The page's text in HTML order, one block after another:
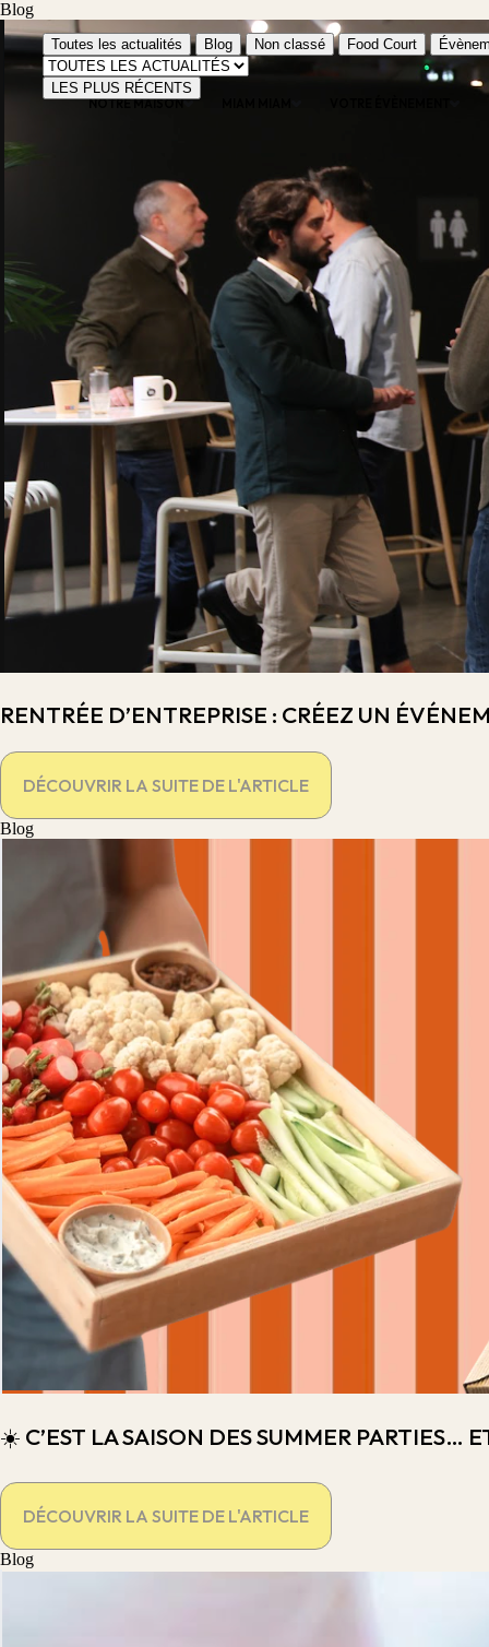
NOTRE MAISON
Toutes les actualités Blog Non classé Food Court
LES PLUS RÉCENTS
Blog
RENTRÉE D’ENTREPRISE : CRÉEZ UN
DÉCOUVRIR LA SUITE DE L'ARTICLE
Blog
☀️ C’EST LA SAISON DES SUMMER PARTIES…
DÉCOUVRIR LA SUITE DE L'ARTICLE
Blog